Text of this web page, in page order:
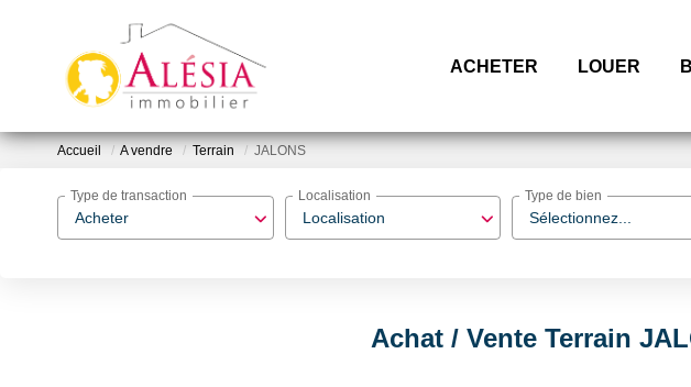
ACHETER LOUER
Accueil A vendre Terrain JALONS
Acheter
Type de transaction
Localisation
Localisation
Sélectionnez...
Type de bien
Achat / Vente Terrain